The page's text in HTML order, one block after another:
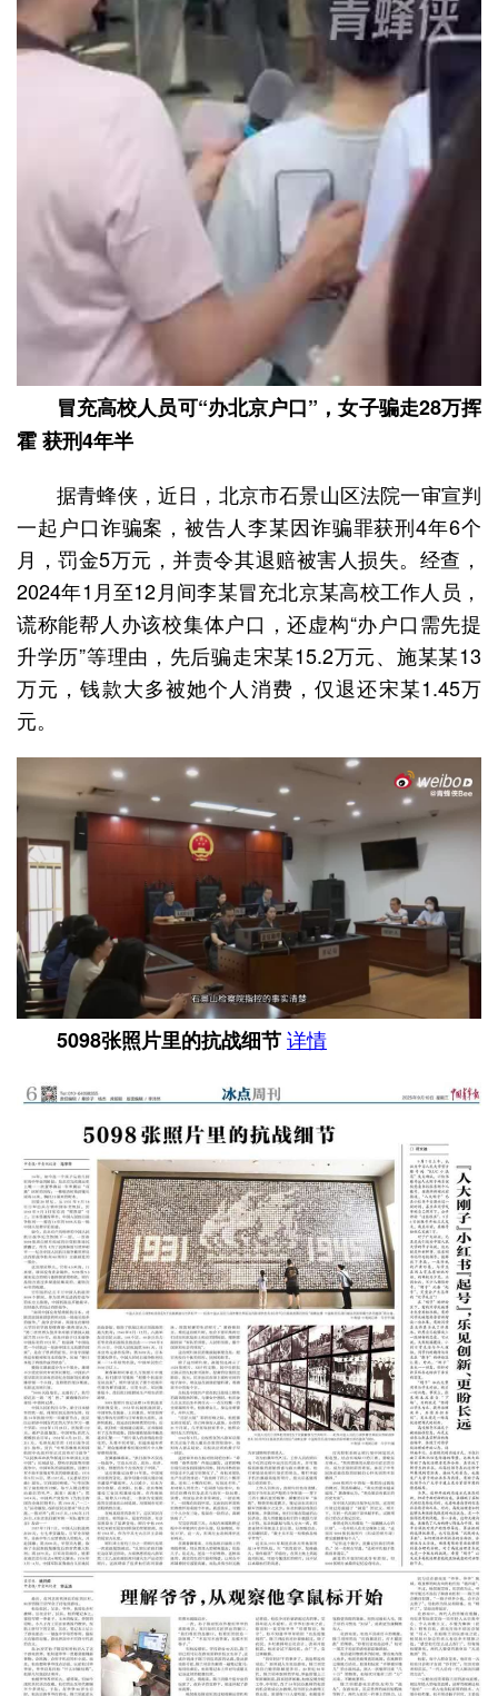
冒充高校人员可“办北京户口”，女子骗走28万挥
霍 获刑4年半
据青蜂侠，近日，北京市石景山区法院一审宣判
一起户口诈骗案，被告人李某因诈骗罪获刑4年6个
月，罚金5万元，并责令其退赔被害人损失。经查，
2024年1月至12月间李某冒充北京某高校工作人员，
谎称能帮人办该校集体户口，还虚构“办户口需先提
升学历”等理由，先后骗走宋某15.2万元、施某某13
万元，钱款大多被她个人消费，仅退还宋某1.45万
元。
5098张照片里的抗战细节详情